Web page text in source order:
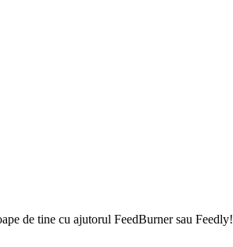
de tine cu ajutorul FeedBurner sau Feedly!